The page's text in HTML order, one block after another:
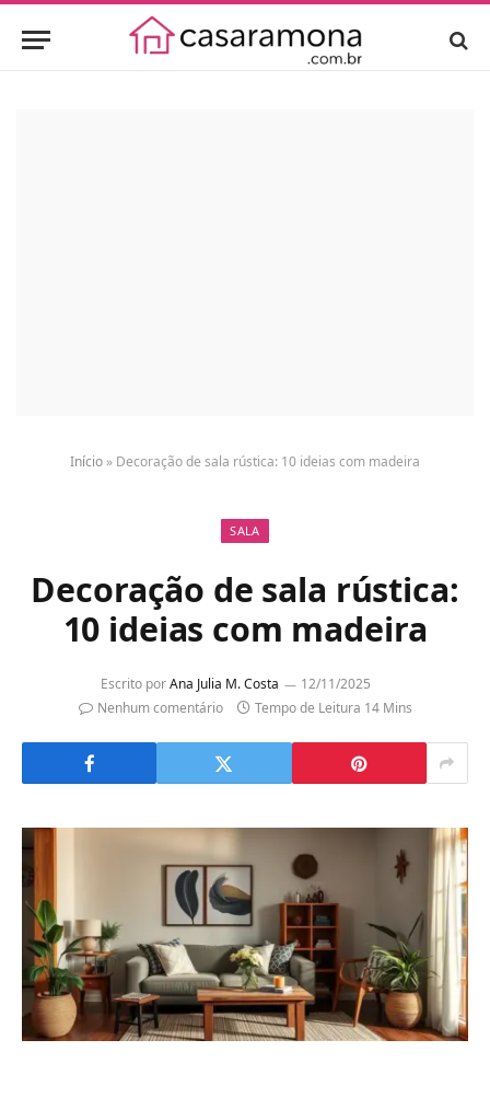
Início » Decoração de sala rústica: 10 ideias com madeira
SALA
Decoração de sala rústica:
10 ideias com madeira
Escrito por Ana Julia M. Costa
12/11/2025
Nenhum comentário
Tempo de Leitura 14 Mins